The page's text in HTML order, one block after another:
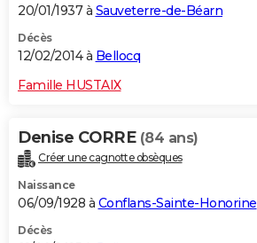
20/01/1937 à Sauveterre-de-Béarn
Décès
12/02/2014 à Bellocq
Famille HUSTAIX
Denise CORRE (84 ans)
Créer une cagnotte obsèques
Naissance
06/09/1928 à Conflans-Sainte-Honorine
Décès